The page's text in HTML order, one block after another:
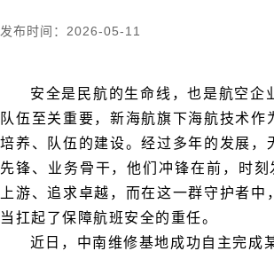
发布时间：2026-05-11
当扛起了保障航班安全的重任。